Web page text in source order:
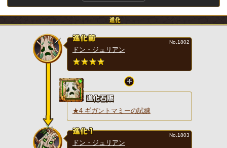
ドン・ジュリアン
No.1802
★4 ギガントマミーの試練
ドン・ジュリアン
No.1803